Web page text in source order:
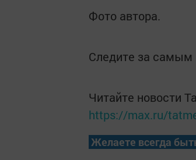
Фото автора.
Следите за
Читайте новости
https://max.ru/
Желаете всегда